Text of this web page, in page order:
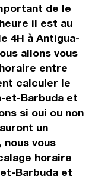
de le
il est au
4H à Antigua-
allons vous
entre
calculer le
et-Barbuda et
si oui ou non
un
vous
horaire
Barbuda et